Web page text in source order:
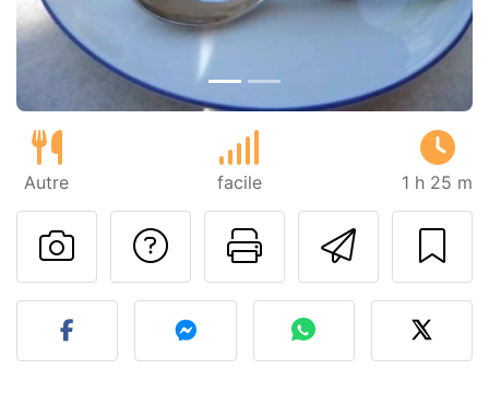
Autre facile 1 h 25 m
Imprimer
Poser une
Publier votre photo de